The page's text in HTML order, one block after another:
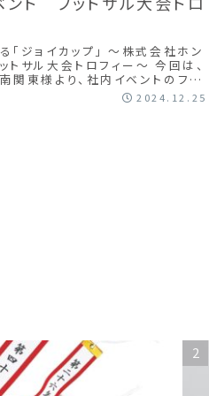
「ジョイカップ」 ～株式会社ホン
トサル大会トロフィー～ 今回は、
関東様より、社内イベントのフッ
2024.12.25